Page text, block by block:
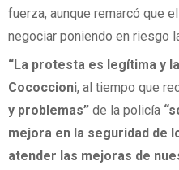
fuerza, aunque remarcó que
negociar poniendo en riesgo
“La protesta es legítima y
Cococcioni, al tiempo que
y problemas” de la policía
mejora en la seguridad de
atender las mejoras de